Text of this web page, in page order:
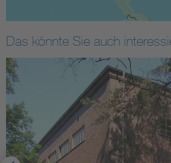
Das könnte Sie auch